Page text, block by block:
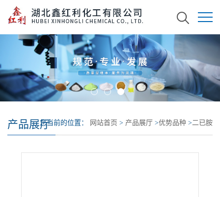
产品展厅您当前的位置： 网站首页 > 产品展厅 >优势品种 >二已胺